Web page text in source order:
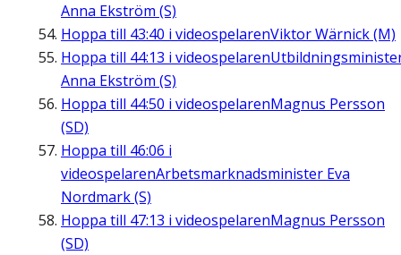
Anna Ekström (S)
Hoppa till 43:40 i videospelarenViktor Wärnick (M)
Hoppa till 44:13 i videospelaren
Anna Ekström (S)
Hoppa till 44:50 i videospelarenMagnus Persson
(SD)
Hoppa till 46:06 i
videospelarenArbetsmarknadsminister Eva
Nordmark (S)
Hoppa till 47:13 i videospelarenMagnus Persson
(SD)